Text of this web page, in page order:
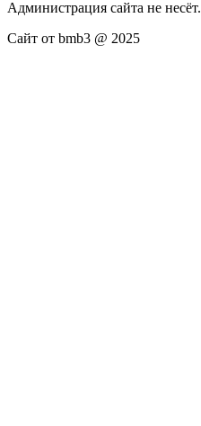
Администрация сайта не несёт.
Сайт от bmb3 @ 2025